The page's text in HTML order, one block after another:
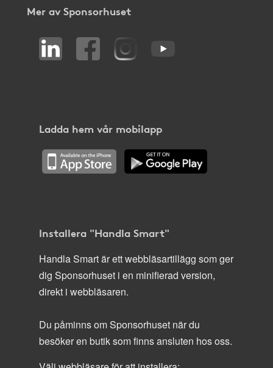
Mer av Sponsorhuset
Ladda hem vår mobilapp
Installera "Handla Smart"
Handla Smart är ett webbläsartillägg som ger
dig Sponsorhuset i en minifierad version,
direkt i webbläsaren.
Du påminns om Sponsorhuset när du
besöker en butik som finns ansluten hos oss.